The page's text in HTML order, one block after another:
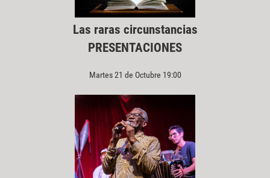
Las raras circunstancias
PRESENTACIONES
Martes 21 de Octubre 19:00